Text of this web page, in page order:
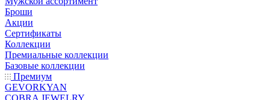
Броши
Акции
Сертификаты
Коллекции
Премиальные коллекции
Базовые коллекции
Премиум
GEVORKYAN
COBRA JEWELRY